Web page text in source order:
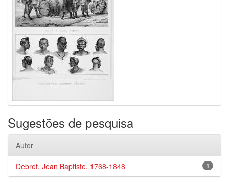
Sugestões de pesquisa
Autor
1
Debret, Jean Baptiste, 1768-1848